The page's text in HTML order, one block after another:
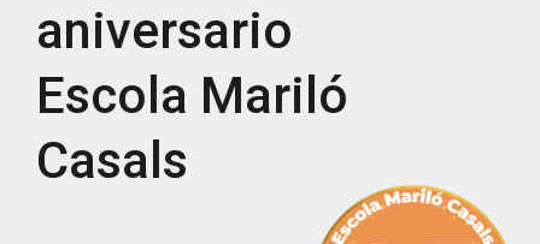
aniversario
Escola Mariló
Casals